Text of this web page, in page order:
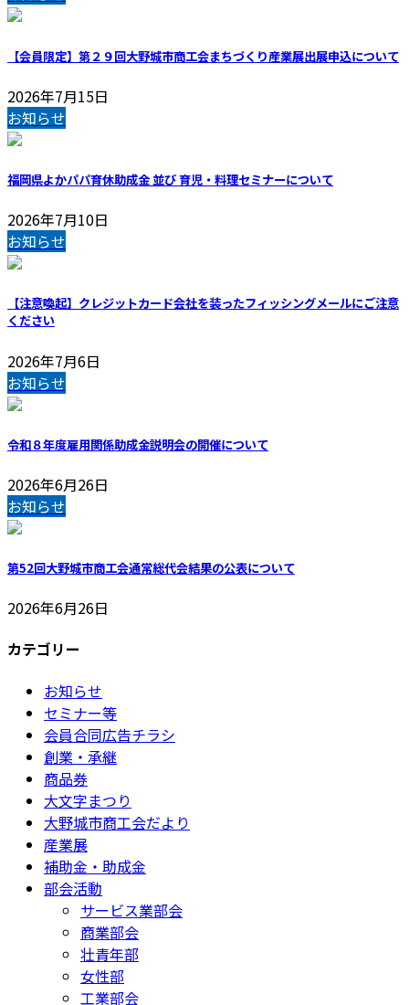
【会員限定】第２９回大野城市商工会まちづくり産業展出展申込について
2026年7月15日
お知らせ
福岡県よかパパ育休助成金 並び 育児・料理セミナーについて
2026年7月10日
お知らせ
【注意喚起】クレジットカード会社を装ったフィッシングメールにご注意
ください
2026年7月6日
お知らせ
令和８年度雇用関係助成金説明会の開催について
2026年6月26日
お知らせ
第52回大野城市商工会通常総代会結果の公表について
2026年6月26日
カテゴリー
お知らせ
セミナー等
会員合同広告チラシ
創業・承継
商品券
大文字まつり
大野城市商工会だより
産業展
補助金・助成金
部会活動
サービス業部会
商業部会
壮青年部
女性部
工業部会